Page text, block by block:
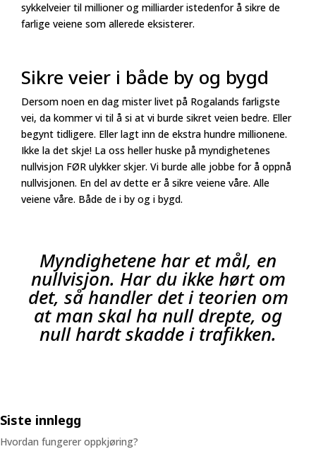
sykkelveier til millioner og milliarder istedenfor å sikre de
farlige veiene som allerede eksisterer.
Sikre veier i både by og bygd
Dersom noen en dag mister livet på Rogalands farligste
vei, da kommer vi til å si at vi burde sikret veien bedre. Eller
begynt tidligere. Eller lagt inn de ekstra hundre millionene.
Ikke la det skje! La oss heller huske på myndighetenes
nullvisjon FØR ulykker skjer. Vi burde alle jobbe for å oppnå
nullvisjonen. En del av dette er å sikre veiene våre. Alle
veiene våre. Både de i by og i bygd.
Myndighetene har et mål, en
nullvisjon. Har du ikke hørt om
det, så handler det i teorien om
at man skal ha null drepte, og
null hardt skadde i trafikken.
Siste innlegg
Hvordan fungerer oppkjøring?